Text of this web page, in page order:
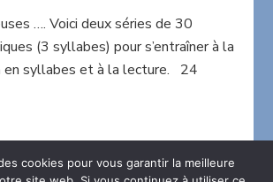
…. Voici deux séries de 30
(3 syllabes) pour s’entraîner à la
en syllabes et à la lecture. 24
cookies pour vous garantir la meilleure